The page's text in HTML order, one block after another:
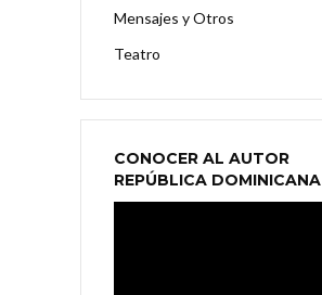
Mensajes y Otros
Teatro
CONOCER AL AUTOR
REPÚBLICA DOMINICANA